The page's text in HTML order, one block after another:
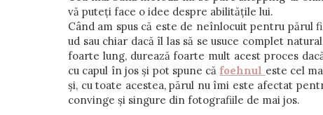
vă puteți face o idee despre abilitățile lui.
Când am spus că este de neînlocuit pentru părul
ud sau chiar dacă îl las să se usuce complet
foarte lung, durează foarte mult acest proces
cu capul în jos și pot spune că foehnul este cel
și, cu toate acestea, părul nu îmi este afectat
convinge și singure din fotografiile de mai jos.